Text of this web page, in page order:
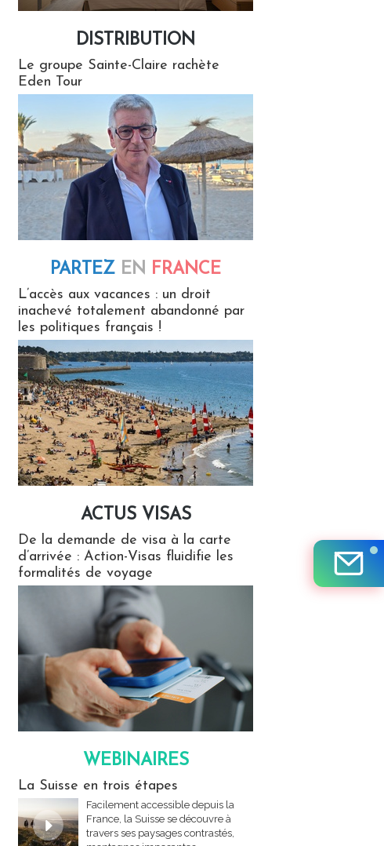
DISTRIBUTION
Le groupe Sainte-Claire rachète
Eden Tour
PARTEZ EN FRANCE
L’accès aux vacances : un droit
inachevé totalement abandonné par
les politiques français !
ACTUS VISAS
De la demande de visa à la carte
d’arrivée : Action-Visas fluidifie les
formalités de voyage
WEBINAIRES
La Suisse en trois étapes
Facilement accessible depuis la
France, la Suisse se découvre à
travers ses paysages contrastés,